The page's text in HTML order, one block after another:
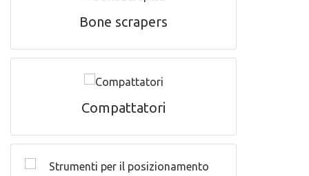
Bone scrapers
Compattatori